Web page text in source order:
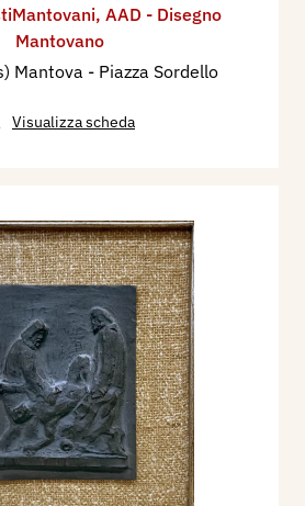
, AAD - Disegno
Mantovano
Mantova - Piazza Sordello
Visualizza scheda